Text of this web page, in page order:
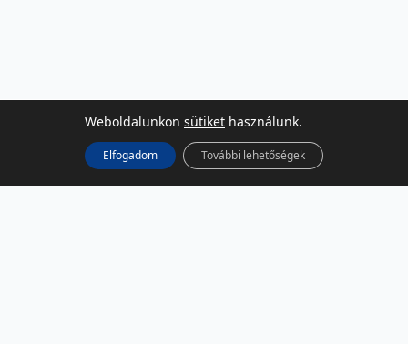
Weboldalunkon sütiket használunk.
Elfogadom További lehetőségek